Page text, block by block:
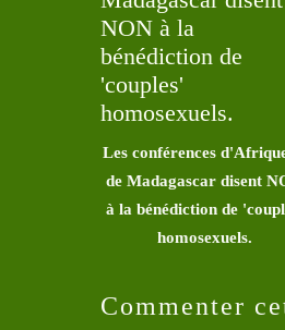
Les conférences
de Madagascar disent
à la bénédiction de
homosexuels.
Commenter